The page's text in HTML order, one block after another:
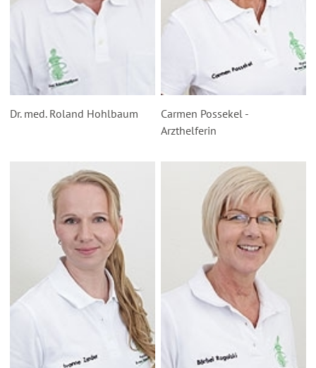
Dr. med. Roland Hohlbaum
Carmen Possekel -
Arzthelferin